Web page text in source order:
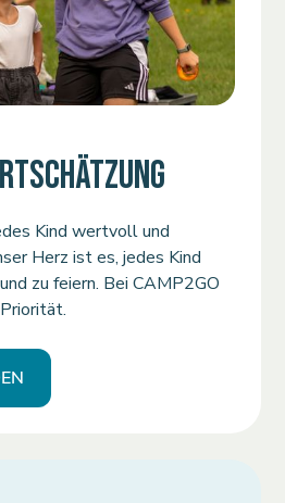
Kind wertvoll und
Herz ist es, jedes Kind
zu feiern. Bei CAMP2GO